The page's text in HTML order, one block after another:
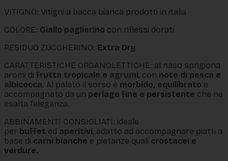
VITIGNO: Vitigni a bacca bianca prodotti in italia
COLORE: Giallo paglierino con riflessi dorati
RESIDUO ZUCCHERINO: Extra Dry
CARATTERISTICHE ORGANOLETTICHE: al naso sprigiona
aromi di frutta tropicale e agrumi, con note di pesca e
albicocca. Al palato il sorso è morbido, equilibrato e
accompagnato da un perlage fine e persistente che ne
esalta l’eleganza.
ABBINAMENTI CONSIGLIATI: ideale
per buffet ed aperitivi, adatto ad accompagnare piatti a
base di carni bianche e pietanze quali crostacei e
verdure.